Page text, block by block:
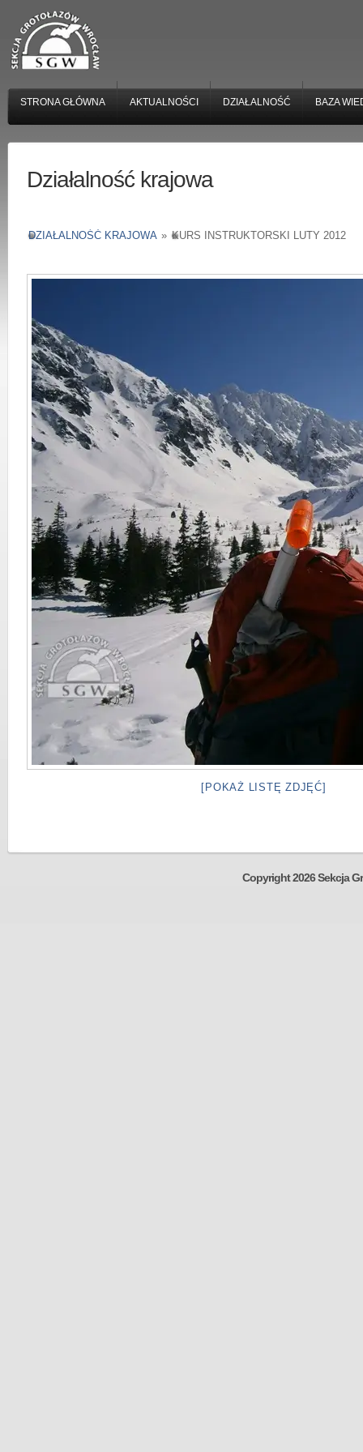
STRONA GŁÓWNA AKTUALNOŚCI DZIAŁALNOŚĆ BAZA
Działalność krajowa
DZIAŁALNOŚĆ KRAJOWA » KURS INSTRUKTORSKI LUTY 2012
[POKAŻ LISTĘ ZDJĘĆ]
Copyright 2026 Sekcja